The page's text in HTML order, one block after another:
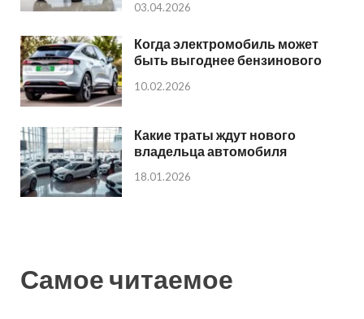
03.04.2026
Когда электромобиль может
быть выгоднее бензинового
10.02.2026
Какие траты ждут нового
владельца автомобиля
18.01.2026
Самое читаемое